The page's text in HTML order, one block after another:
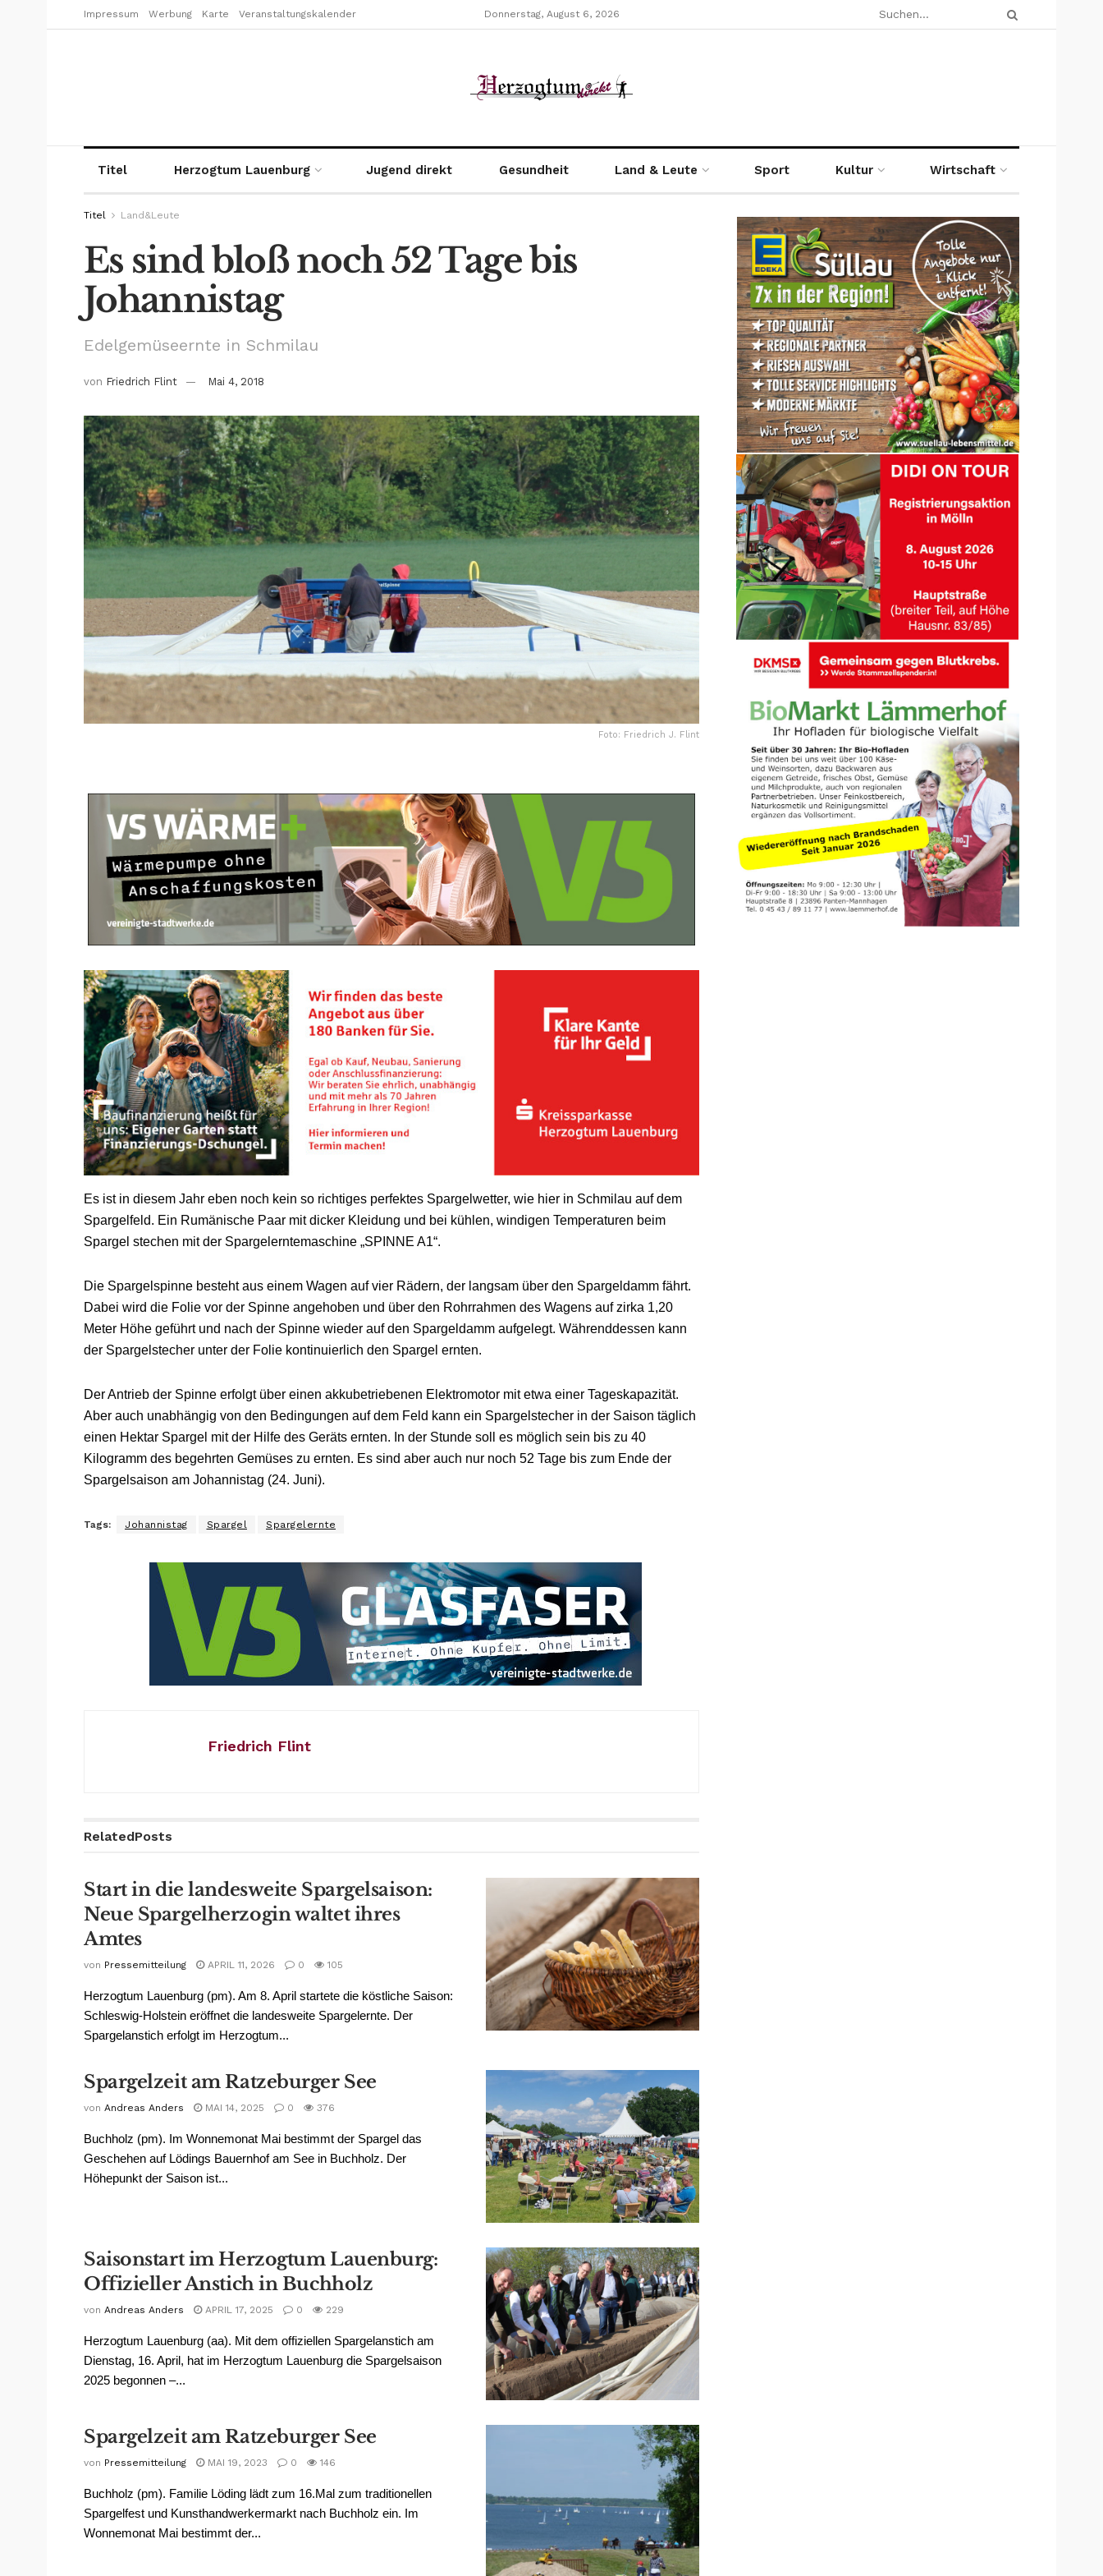
Impressum Werbung Karte Veranstaltungskalender Donnerstag, August 6, 2026
Titel Herzogtum Lauenburg Jugend direkt Gesundheit Land & Leute Sport Kultur Wirtschaft
Titel Land&Leute
Es sind bloß noch 52 Tage bis
Johannistag
Edelgemüseernte in Schmilau
von Friedrich Flint Mai 4, 2018
Foto: Friedrich J. Flint
Es ist in diesem Jahr eben noch kein so richtiges perfektes Spargelwetter, wie hier in Schmilau auf dem
Spargelfeld. Ein Rumänische Paar mit dicker Kleidung und bei kühlen, windigen Temperaturen beim
Spargel stechen mit der Spargelerntemaschine „SPINNE A1“.
Die Spargelspinne besteht aus einem Wagen auf vier Rädern, der langsam über den Spargeldamm fährt.
Dabei wird die Folie vor der Spinne angehoben und über den Rohrrahmen des Wagens auf zirka 1,20
Meter Höhe geführt und nach der Spinne wieder auf den Spargeldamm aufgelegt. Währenddessen kann
der Spargelstecher unter der Folie kontinuierlich den Spargel ernten.
Der Antrieb der Spinne erfolgt über einen akkubetriebenen Elektromotor mit etwa einer Tageskapazität.
Aber auch unabhängig von den Bedingungen auf dem Feld kann ein Spargelstecher in der Saison täglich
einen Hektar Spargel mit der Hilfe des Geräts ernten. In der Stunde soll es möglich sein bis zu 40
Kilogramm des begehrten Gemüses zu ernten. Es sind aber auch nur noch 52 Tage bis zum Ende der
Spargelsaison am Johannistag (24. Juni).
Tags: Johannistag Spargel Spargelernte
Friedrich Flint
RelatedPosts
Start in die landesweite Spargelsaison:
Neue Spargelherzogin waltet ihres
Amtes
von Pressemitteilung APRIL 11, 2026 0 105
Herzogtum Lauenburg (pm). Am 8. April startete die köstliche Saison:
Schleswig-Holstein eröffnet die landesweite Spargelernte. Der
Spargelanstich erfolgt im Herzogtum...
Spargelzeit am Ratzeburger See
von Andreas Anders MAI 14, 2025 0 376
Buchholz (pm). Im Wonnemonat Mai bestimmt der Spargel das
Geschehen auf Lödings Bauernhof am See in Buchholz. Der
Höhepunkt der Saison ist...
Saisonstart im Herzogtum Lauenburg:
Offizieller Anstich in Buchholz
von Andreas Anders APRIL 17, 2025 0 229
Herzogtum Lauenburg (aa). Mit dem offiziellen Spargelanstich am
Dienstag, 16. April, hat im Herzogtum Lauenburg die Spargelsaison
2025 begonnen –...
Spargelzeit am Ratzeburger See
von Pressemitteilung MAI 19, 2023 0 146
Buchholz (pm). Familie Löding lädt zum 16.Mal zum traditionellen
Spargelfest und Kunsthandwerkermarkt nach Buchholz ein. Im
Wonnemonat Mai bestimmt der...